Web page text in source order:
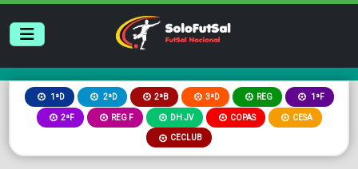
1ªD 2ªD 2ªB 3ªD REG 1ªF
2ªF REG F DH JV COPAS CESA
CECLUB